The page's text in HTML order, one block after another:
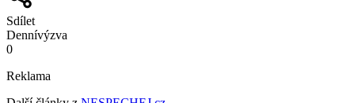
Sdílet
Dennívýzva
0
Reklama